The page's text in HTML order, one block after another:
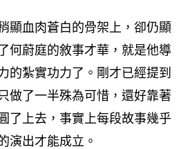
顯血肉蒼白的骨架上，卻仍顯
何蔚庭的敘事才華，就是他導
的紮實功力了。剛才已經提到
做了一半殊為可惜，還好靠著
了上去，事實上每段故事幾乎
演出才能成立。